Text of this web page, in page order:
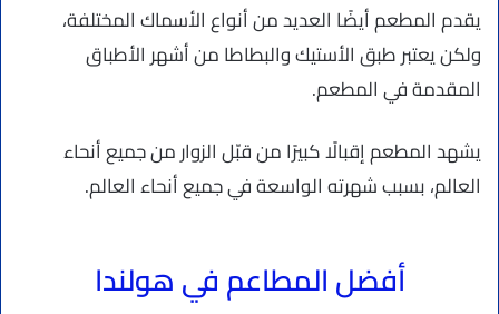
يقدم المطعم أيضًا العديد من أنواع الأسماك المختلفة،
ولكن يعتبر طبق الأستيك والبطاطا من أشهر الأطباق
المقدمة في المطعم.
يشهد المطعم إقبالًا كبيرًا من قبّل الزوار من جميع أنحاء
العالم، بسبب شهرته الواسعة في جميع أنحاء العالم.
أفضل المطاعم في هولندا